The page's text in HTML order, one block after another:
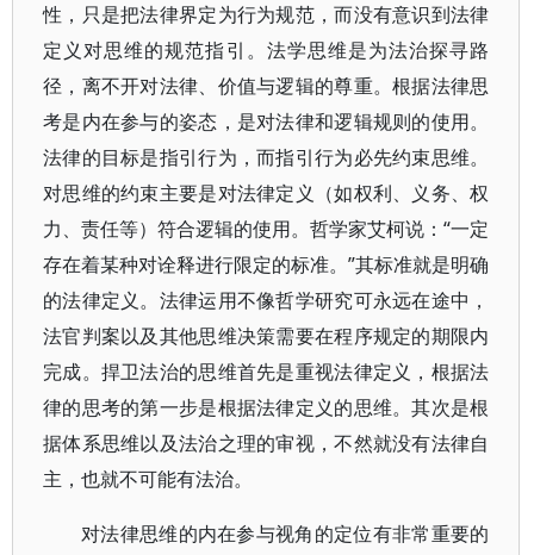
性，只是把法律界定为行为规范，而没有意识到法律
定义对思维的规范指引。法学思维是为法治探寻路
径，离不开对法律、价值与逻辑的尊重。根据法律思
考是内在参与的姿态，是对法律和逻辑规则的使用。
法律的目标是指引行为，而指引行为必先约束思维。
对思维的约束主要是对法律定义（如权利、义务、权
力、责任等）符合逻辑的使用。哲学家艾柯说：“一定
存在着某种对诠释进行限定的标准。”其标准就是明确
的法律定义。法律运用不像哲学研究可永远在途中，
法官判案以及其他思维决策需要在程序规定的期限内
完成。捍卫法治的思维首先是重视法律定义，根据法
律的思考的第一步是根据法律定义的思维。其次是根
据体系思维以及法治之理的审视，不然就没有法律自
主，也就不可能有法治。
对法律思维的内在参与视角的定位有非常重要的